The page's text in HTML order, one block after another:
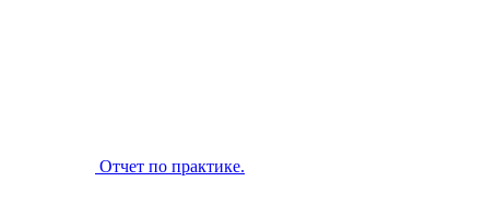
Отчет по практике.